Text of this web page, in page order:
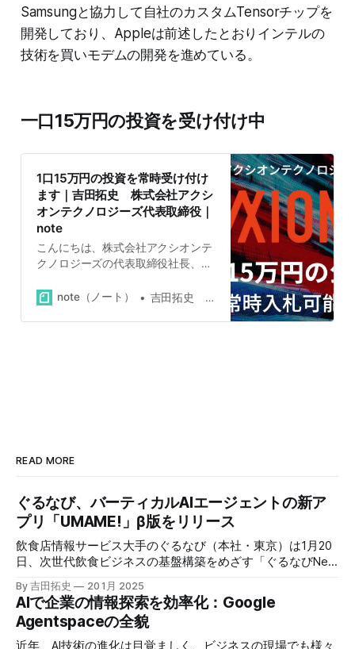
Samsungと協力して自社のカスタムTensorチップを
開発しており、Appleは前述したとおりインテルの
技術を買いモデムの開発を進めている。
一口15万円の投資を受け付け中
1口15万円の投資を常時受け付け
ます｜吉田拓史 株式会社アクシ
オンテクノロジーズ代表取締役｜
note
こんにちは、株式会社アクシオンテ
クノロジーズの代表取締役社長、吉
まして常時開催型の公募を開始しま
で、1口15万円の公募が可能となり
ます。 公募に至るま
note（ノート） 吉田拓史 株式会社アクシオンテクノロジーズ代表取締役
READ MORE
ぐるなび、バーティカルAIエージェントの新ア
プリ「UMAME!」β版をリリース
飲食店情報サービス大手のぐるなび（本社・東京）は1月20
日、次世代飲食ビジネスの基盤構築をめざす「ぐるなびNext
プロジェクト」の初成果として、新たな飲食店探索アプリ
「UMAME!（うまみー！）」のβ版を公開した。
By 吉田拓史 20 1月 2025
AIで企業の情報探索を効率化：Google
Agentspaceの全貌
近年、AI技術の進化は目覚ましく、ビジネスの現場でも様々